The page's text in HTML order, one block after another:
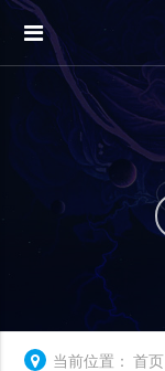
当前位置： 首页